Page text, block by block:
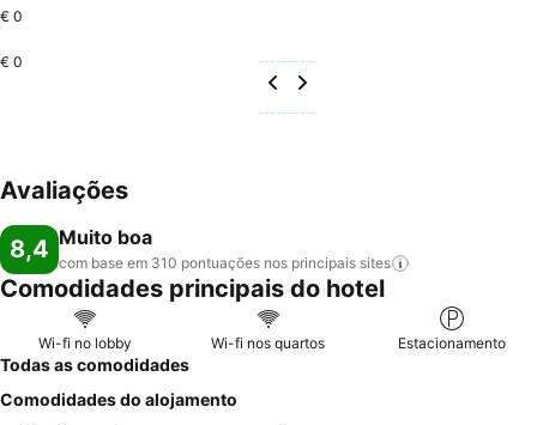
€ 0
€ 0
Avaliações
8,4 Muito boa
com base em 310 pontuações nos principais sites
Comodidades principais do hotel
Wi-fi no lobby Wi-fi nos quartos Estacionamento
Todas as comodidades
Comodidades do alojamento